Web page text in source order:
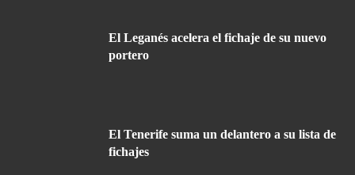
El Leganés acelera el fichaje de su nuevo
portero
El Tenerife suma un delantero a su lista de
fichajes